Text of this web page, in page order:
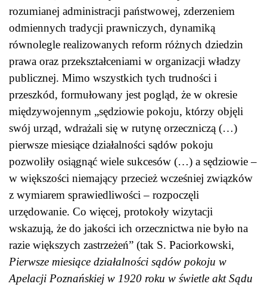
rozumianej administracji państwowej, zderzeniem
odmiennych tradycji prawniczych, dynamiką
równolegle realizowanych reform różnych dziedzin
prawa oraz przekształceniami w organizacji władzy
publicznej. Mimo wszystkich tych trudności i
przeszkód, formułowany jest pogląd, że w okresie
międzywojennym „sędziowie pokoju, którzy objęli
swój urząd, wdrażali się w rutynę orzeczniczą (…)
pierwsze miesiące działalności sądów pokoju
pozwoliły osiągnąć wiele sukcesów (…) a sędziowie –
w większości niemający przecież wcześniej związków
z wymiarem sprawiedliwości – rozpoczęli
urzędowanie. Co więcej, protokoły wizytacji
wskazują, że do jakości ich orzecznictwa nie było na
razie większych zastrzeżeń” (tak S. Paciorkowski,
Pierwsze miesiące działalności sądów pokoju w
Apelacji Poznańskiej w 1920 roku w świetle akt Sądu